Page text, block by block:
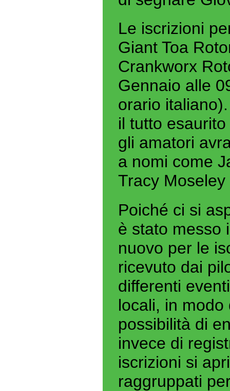
Le iscrizioni
Giant Toa
Crankworx
Gennaio alle
orario
il tutto
gli amatori
a nomi come
Tracy
Poiché ci si
è stato messo
nuovo per le
ricevuto dai
differenti
locali, in
possibilità di
invece di
iscrizioni si
raggruppati